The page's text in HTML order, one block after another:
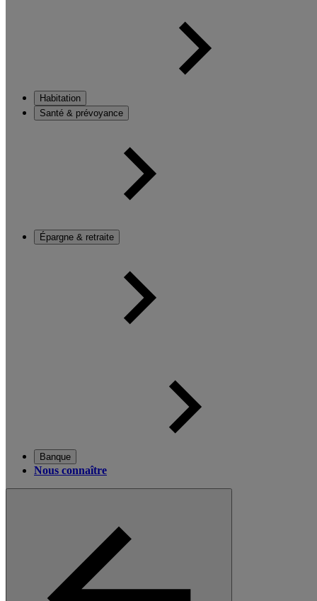
Habitation
Santé & prévoyance
Épargne & retraite
Banque
Nous connaître